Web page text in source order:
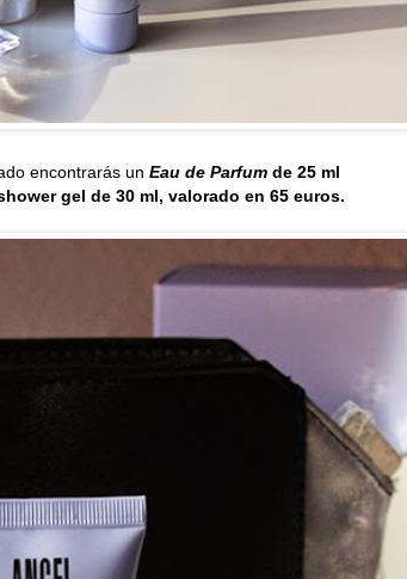
encontrarás un Eau de Parfum de 25 ml
gel de 30 ml, valorado en 65 euros.